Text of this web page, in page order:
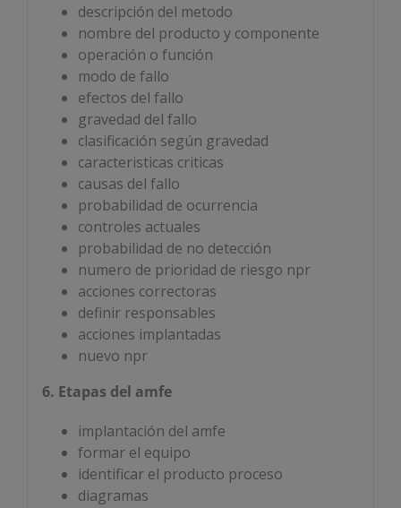
descripción del metodo
nombre del producto y componente
operación o función
modo de fallo
efectos del fallo
gravedad del fallo
clasificación según gravedad
caracteristicas criticas
causas del fallo
probabilidad de ocurrencia
controles actuales
probabilidad de no detección
numero de prioridad de riesgo npr
acciones correctoras
definir responsables
acciones implantadas
nuevo npr
6. Etapas del amfe
implantación del amfe
formar el equipo
identificar el producto proceso
diagramas